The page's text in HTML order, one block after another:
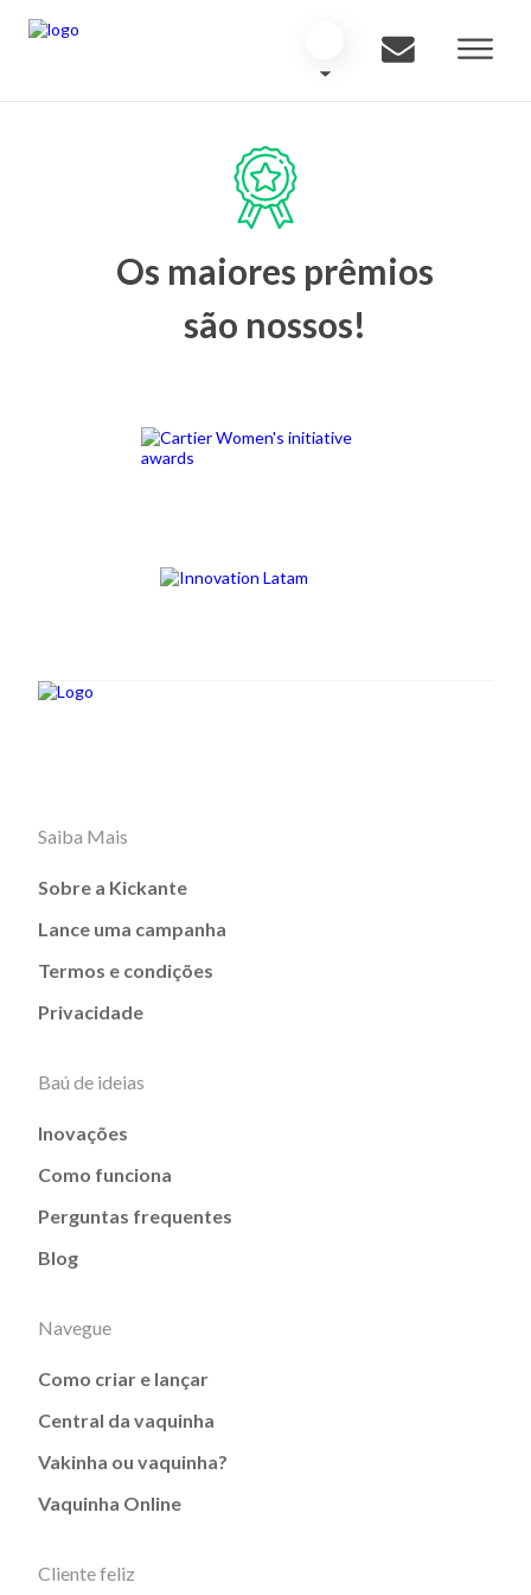
Os maiores prêmios
são nossos!
Saiba Mais
Sobre a Kickante
Lance uma campanha
Termos e condições
Privacidade
Baú de ideias
Inovações
Como funciona
Perguntas frequentes
Blog
Navegue
Como criar e lançar
Central da vaquinha
Vakinha ou vaquinha?
Vaquinha Online
Cliente feliz